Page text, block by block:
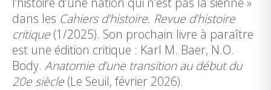
dans les Cahiers d’histoire. Revue d’histoire
critique (1/2025). Son prochain livre à paraître
est une édition critique : Karl M. Baer, N.O.
Body. Anatomie d’une transition au début du
20e siècle (Le Seuil, février 2026).